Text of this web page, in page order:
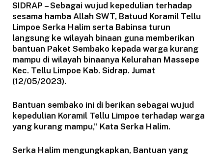
SIDRAP – Sebagai wujud kepedulian terhadap
sesama hamba Allah SWT, Batuud Koramil Tellu
Limpoe Serka Halim serta Babinsa turun
langsung ke wilayah binaan guna memberikan
bantuan Paket Sembako kepada warga kurang
mampu di wilayah binaanya Kelurahan Massepe
Kec. Tellu Limpoe Kab. Sidrap. Jumat
(12/05/2023).
Bantuan sembako ini di berikan sebagai wujud
kepedulian Koramil Tellu Limpoe terhadap warga
yang kurang mampu,” Kata Serka Halim.
Serka Halim mengungkapkan, Bantuan yang